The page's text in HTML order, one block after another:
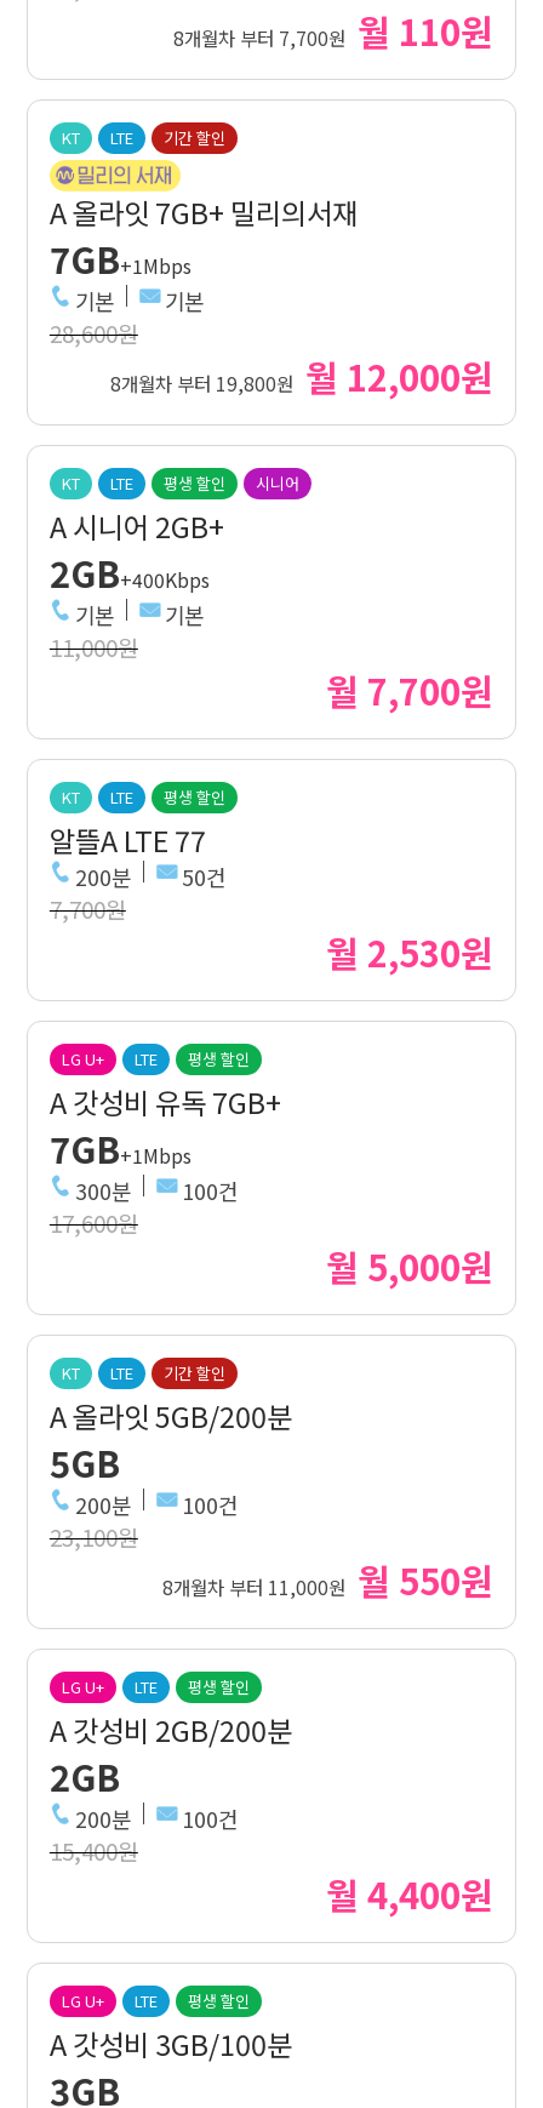
8개월차 부터 7,700원 월 110원
KT LTE 기간 할인
A 올라잇 7GB+ 밀리의서재
7GB+1Mbps
기본 기본
28,600원
8개월차 부터 19,800원 월 12,000원
KT LTE 평생 할인 시니어
A 시니어 2GB+
2GB+400Kbps
기본 기본
11,000원
월 7,700원
KT LTE 평생 할인
알뜰A LTE 77
200분 50건
7,700원
월 2,530원
LG U+ LTE 평생 할인
A 갓성비 유독 7GB+
7GB+1Mbps
300분 100건
17,600원
월 5,000원
KT LTE 기간 할인
A 올라잇 5GB/200분
5GB
200분 100건
23,100원
8개월차 부터 11,000원 월 550원
LG U+ LTE 평생 할인
A 갓성비 2GB/200분
2GB
200분 100건
15,400원
월 4,400원
LG U+ LTE 평생 할인
A 갓성비 3GB/100분
3GB